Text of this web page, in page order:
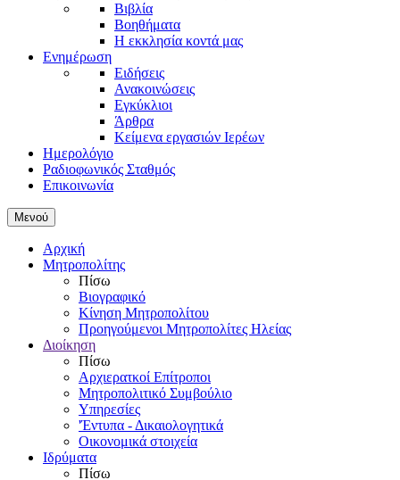
Βιβλία
Βοηθήματα
Η εκκλησία κοντά μας
Ενημέρωση
Ειδήσεις
Ανακοινώσεις
Εγκύκλιοι
Άρθρα
Κείμενα εργασιών Ιερέων
Ημερολόγιο
Ραδιοφωνικός Σταθμός
Επικοινωνία
Μενού
Αρχική
Μητροπολίτης
Πίσω
Βιογραφικό
Κίνηση Μητροπολίτου
Προηγούμενοι Μητροπολίτες Ηλείας
Διοίκηση
Πίσω
Αρχιερατκοί Επίτροποι
Μητροπολιτικό Συμβούλιο
Υπηρεσίες
'Έντυπα - Δικαιολογητικά
Οικονομικά στοιχεία
Ιδρύματα
Πίσω